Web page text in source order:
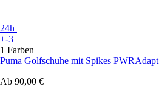
24h
+-3
1 Farben
Puma Golfschuhe mit Spikes PWRAdapt
Ab 90,00 €